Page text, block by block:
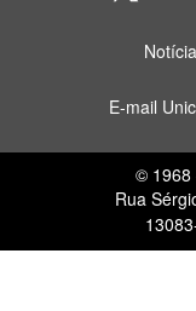
E-mail
© 1968
Rua